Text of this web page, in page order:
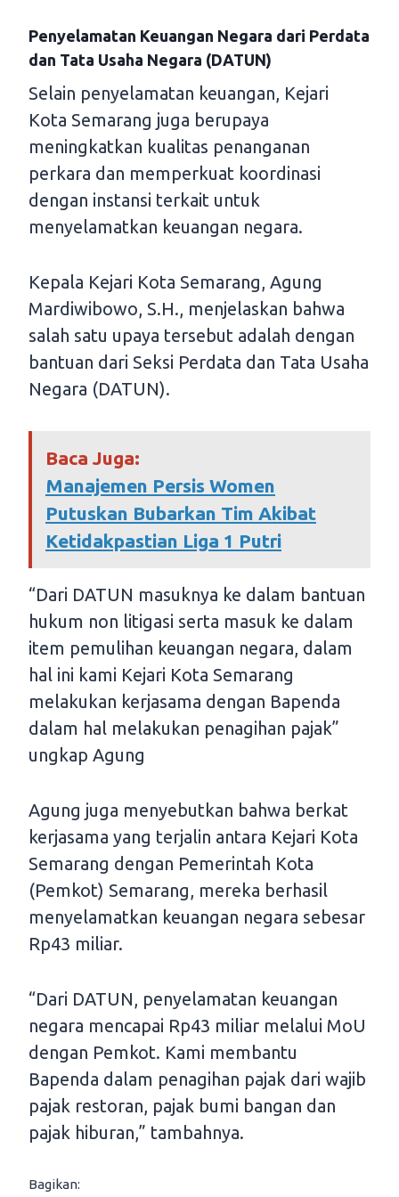
Penyelamatan Keuangan Negara dari Perdata
dan Tata Usaha Negara (DATUN)
Selain penyelamatan keuangan, Kejari
Kota Semarang juga berupaya
meningkatkan kualitas penanganan
perkara dan memperkuat koordinasi
dengan instansi terkait untuk
menyelamatkan keuangan negara.
Kepala Kejari Kota Semarang, Agung
Mardiwibowo, S.H., menjelaskan bahwa
salah satu upaya tersebut adalah dengan
bantuan dari Seksi Perdata dan Tata Usaha
Negara (DATUN).
Baca Juga:
Manajemen Persis Women
Putuskan Bubarkan Tim Akibat
Ketidakpastian Liga 1 Putri
“Dari DATUN masuknya ke dalam bantuan
hukum non litigasi serta masuk ke dalam
item pemulihan keuangan negara, dalam
hal ini kami Kejari Kota Semarang
melakukan kerjasama dengan Bapenda
dalam hal melakukan penagihan pajak”
ungkap Agung
Agung juga menyebutkan bahwa berkat
kerjasama yang terjalin antara Kejari Kota
Semarang dengan Pemerintah Kota
(Pemkot) Semarang, mereka berhasil
menyelamatkan keuangan negara sebesar
Rp43 miliar.
“Dari DATUN, penyelamatan keuangan
negara mencapai Rp43 miliar melalui MoU
dengan Pemkot. Kami membantu
Bapenda dalam penagihan pajak dari wajib
pajak restoran, pajak bumi bangan dan
pajak hiburan,” tambahnya.
Bagikan: